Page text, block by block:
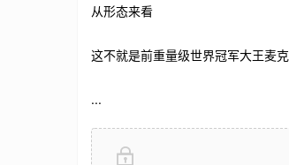
从形态来看
这不就是前重量级世界冠军大王麦克
...